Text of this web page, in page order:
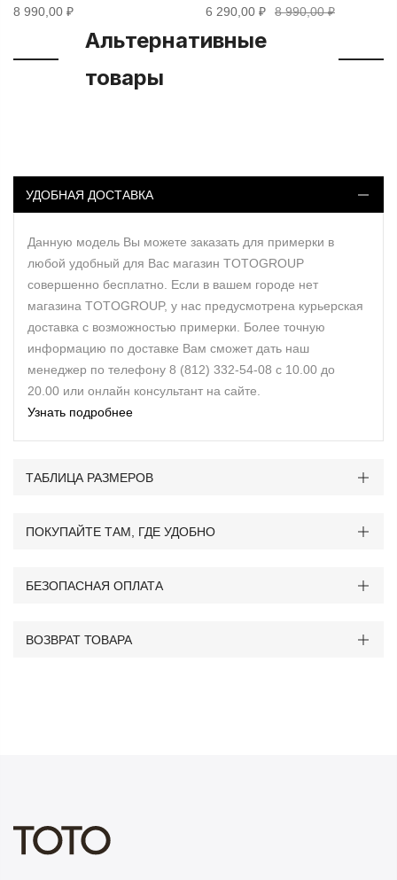
8 990,00 ₽
6 290,00 ₽
8 990,00 ₽
Альтернативные
товары
УДОБНАЯ ДОСТАВКА
Данную модель Вы можете заказать для примерки в
любой удобный для Вас магазин TOTOGROUP
совершенно бесплатно. Если в вашем городе нет
магазина TOTOGROUP, у нас предусмотрена курьерская
доставка с возможностью примерки. Более точную
информацию по доставке Вам сможет дать наш
менеджер по телефону 8 (812) 332-54-08 с 10.00 до
20.00 или онлайн консультант на сайте.
Узнать подробнее
ТАБЛИЦА РАЗМЕРОВ
ПОКУПАЙТЕ ТАМ, ГДЕ УДОБНО
БЕЗОПАСНАЯ ОПЛАТА
ВОЗВРАТ ТОВАРА